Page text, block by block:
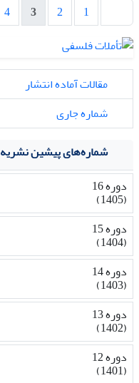
1
2
3
4
مقالات آماده انتشار
شماره جاری
شماره‌های پیشین نشریه
دوره 16
(1405)
دوره 15
(1404)
دوره 14
(1403)
دوره 13
(1402)
دوره 12
(1401)